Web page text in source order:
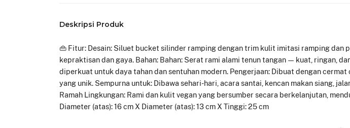
Deskripsi Produk
👜 Fitur: Desain: Siluet bucket silinder ramping dengan trim kulit imitasi ramping dan
kepraktisan dan gaya. Bahan: Bahan: Serat rami alami tenun tangan — kuat, ringan,
diperkuat untuk daya tahan dan sentuhan modern. Pengerjaan: Dibuat dengan
yang unik. Sempurna untuk: Dibawa sehari-hari, acara santai, kencan makan siang,
Ramah Lingkungan: Rami dan kulit vegan yang bersumber secara berkelanjutan,
Diameter (atas): 16 cm X Diameter (atas): 13 cm X Tinggi: 25 cm